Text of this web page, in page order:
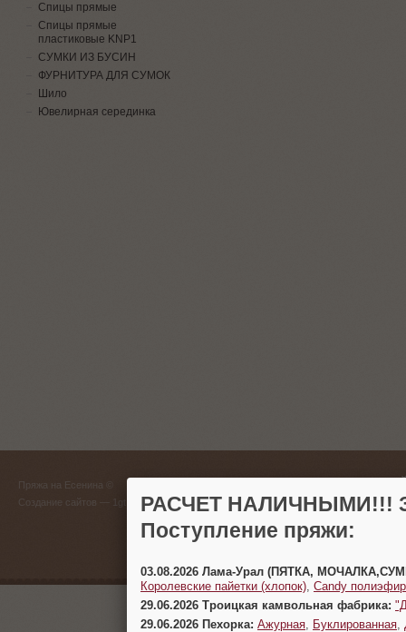
Спицы прямые
Спицы прямые
пластиковые KNP1
СУМКИ ИЗ БУСИН
ФУРНИТУРА ДЛЯ СУМОК
Шило
Ювелирная серединка
Пряжа на Есенина ©
Создание сайтов
(383)
г.
РАСЧЕТ НАЛИЧНЫМИ!!!
Поступление пряжи:
03.08.2026 Лама-Урал (ПЯТКА,
Королевские пайетки (хлопок) Candy
29.06.2026 Троицкая камвольная фабрика:
29.06.2026 Пехорка: Ажурная Буклированная